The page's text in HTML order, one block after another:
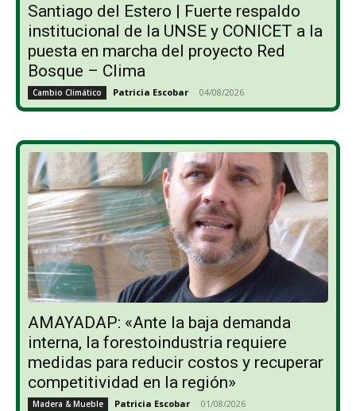
Santiago del Estero | Fuerte respaldo
institucional de la UNSE y CONICET a la
puesta en marcha del proyecto Red
Bosque – Clima
Cambio Climático Patricia Escobar - 04/08/2026
AMAYADAP: «Ante la baja demanda
interna, la forestoindustria requiere
medidas para reducir costos y recuperar
competitividad en la región»
Madera & Mueble Patricia Escobar - 01/08/2026